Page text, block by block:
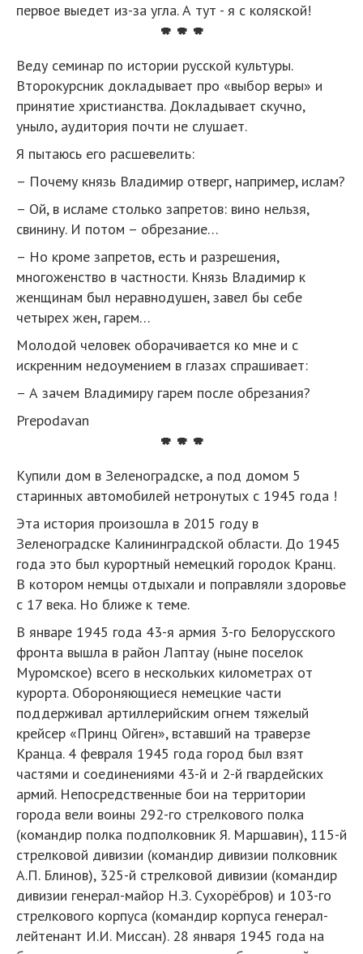
первое выедет из-за угла. А тут - я с коляской!
* * *
Веду семинар по истории русской культуры.
Второкурсник докладывает про «выбор веры» и
принятие христианства. Докладывает скучно,
уныло, аудитория почти не слушает.
Я пытаюсь его расшевелить:
– Почему князь Владимир отверг, например, ислам?
– Ой, в исламе столько запретов: вино нельзя,
свинину. И потом – обрезание…
– Но кроме запретов, есть и разрешения,
многоженство в частности. Князь Владимир к
женщинам был неравнодушен, завел бы себе
четырех жен, гарем…
Молодой человек оборачивается ко мне и с
искренним недоумением в глазах спрашивает:
– А зачем Владимиру гарем после обрезания?
Prepodavan
* * *
Купили дом в Зеленоградске, а под домом 5
старинных автомобилей нетронутых с 1945 года !
Эта история произошла в 2015 году в
Зеленоградске Калининградской области. До 1945
года это был курортный немецкий городок Кранц.
В котором немцы отдыхали и поправляли здоровье
с 17 века. Но ближе к теме.
В январе 1945 года 43-я армия 3-го Белорусского
фронта вышла в район Лаптау (ныне поселок
Муромское) всего в нескольких километрах от
курорта. Обороняющиеся немецкие части
поддерживал артиллерийским огнем тяжелый
крейсер «Принц Ойген», вставший на траверзе
Кранца. 4 февраля 1945 года город был взят
частями и соединениями 43-й и 2-й гвардейских
армий. Непосредственные бои на территории
города вели воины 292-го стрелкового полка
(командир полка подполковник Я. Маршавин), 115-й
стрелковой дивизии (командир дивизии полковник
А.П. Блинов), 325-й стрелковой дивизии (командир
дивизии генерал-майор Н.З. Сухорёбров) и 103-го
стрелкового корпуса (командир корпуса генерал-
лейтенант И.И. Миссан). 28 января 1945 года на